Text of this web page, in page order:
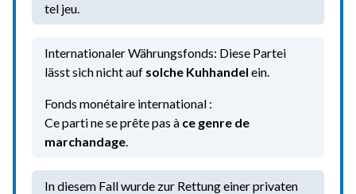
tel jeu.
Internationaler Währungsfonds: Diese Partei
lässt sich nicht auf solche Kuhhandel ein.
Fonds monétaire international :
Ce parti ne se prête pas à ce genre de
marchandage.
In diesem Fall wurde zur Rettung einer privaten